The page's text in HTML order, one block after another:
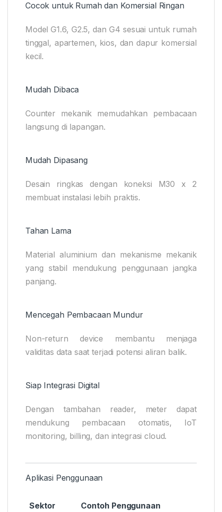
Cocok untuk Rumah dan Komersial Ringan
Model G1.6, G2.5, dan G4 sesuai untuk rumah
tinggal, apartemen, kios, dan dapur komersial
kecil.
Mudah Dibaca
Counter mekanik memudahkan pembacaan
langsung di lapangan.
Mudah Dipasang
Desain ringkas dengan koneksi M30 x 2
membuat instalasi lebih praktis.
Tahan Lama
Material aluminium dan mekanisme mekanik
yang stabil mendukung penggunaan jangka
panjang.
Mencegah Pembacaan Mundur
Non-return device membantu menjaga
validitas data saat terjadi potensi aliran balik.
Siap Integrasi Digital
Dengan tambahan reader, meter dapat
mendukung pembacaan otomatis, IoT
monitoring, billing, dan integrasi cloud.
Aplikasi Penggunaan
Sektor Contoh Penggunaan